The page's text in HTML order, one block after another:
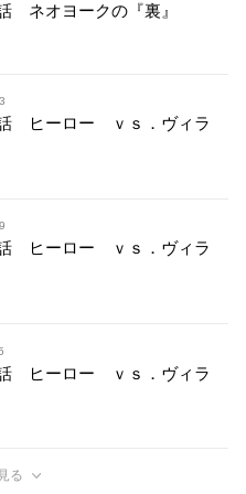
ネオヨークの『裏』
ヒーロー ｖｓ．ヴィラ
ヒーロー ｖｓ．ヴィラ
ヒーロー ｖｓ．ヴィラ
る